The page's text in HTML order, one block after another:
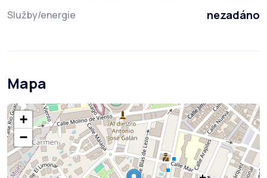
Služby/energie nezadáno
Mapa
+
−